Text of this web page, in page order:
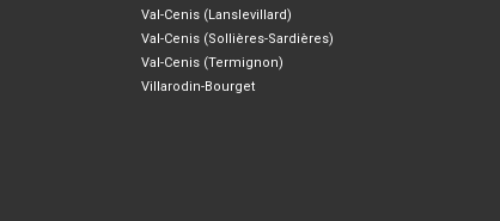
Val-Cenis (Lanslevillard)
Val-Cenis (Sollières-Sardières)
Val-Cenis (Termignon)
Villarodin-Bourget